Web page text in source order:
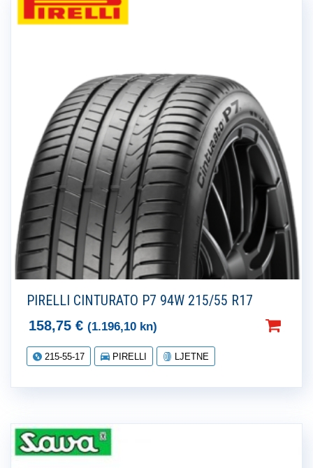
PIRELLI CINTURATO P7 94W 215/55 R17
158,75 € (1.196,10 kn)
215-55-17 PIRELLI LJETNE